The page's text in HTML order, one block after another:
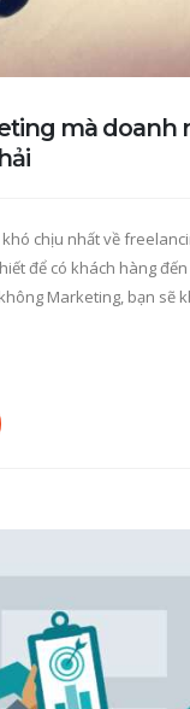
mà doanh
chịu nhất về
để có khách hàng
Marketing, bạn sẽ